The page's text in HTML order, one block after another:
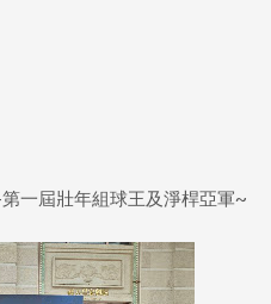
一屆壯年組球王及淨桿亞軍~